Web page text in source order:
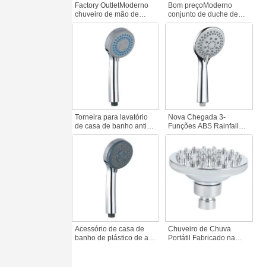
Factory OutletModerno
chuveiro de mão de
água quente e fria para
casa de banho com
sistema termostático de
alta pressão em liga de
latão macio
Bom preçoModerno
conjunto de duche de
alta qualidade em aço
inoxidável 304 Conjunto
de duche de saída dupla
para banho Torneira
misturadora de duche
Torneiras de casa de
Torneira para lavatório
de casa de banho antiga
de plástico para sanita
Chuveiro de mão com 5
funções Chuveiro de
plástico ABS para casa
Nova Chegada 3-
Funções ABS Rainfall
Bathroom Shower Head
Pull Basin Faucet Plastic
Bidet Hand Shower for
Bath Shower Faucets
Acessório de casa de
banho de plástico de alta
Chuveiro de Chuva
Portátil Fabricado na